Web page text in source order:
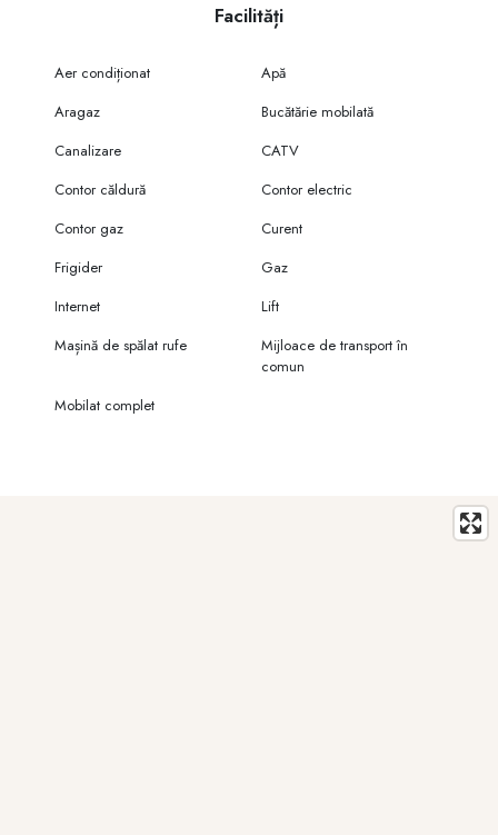
Facilități
Aer condiționat
Apă
Aragaz
Bucătărie mobilată
Canalizare
CATV
Contor căldură
Contor electric
Contor gaz
Curent
Frigider
Gaz
Internet
Lift
Mașină de spălat rufe
Mijloace de transport în
comun
Mobilat complet